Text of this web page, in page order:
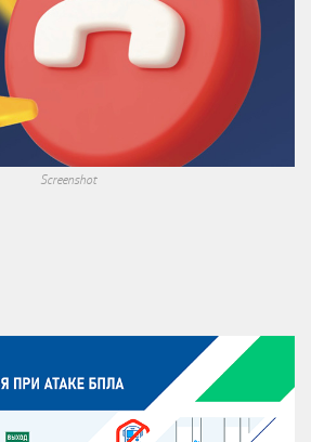
Screenshot